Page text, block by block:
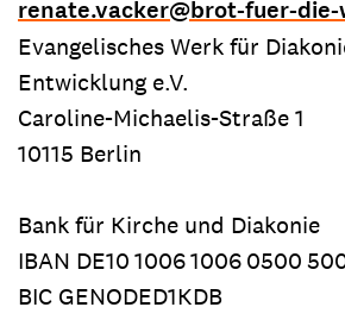
renate.vacker@brot-fuer-
Evangelisches Werk für
Entwicklung e.V.
Caroline-Michaelis-Straße 1
10115 Berlin
Bank für Kirche und Diakonie
IBAN DE10100610060500
BIC GENODED1KDB